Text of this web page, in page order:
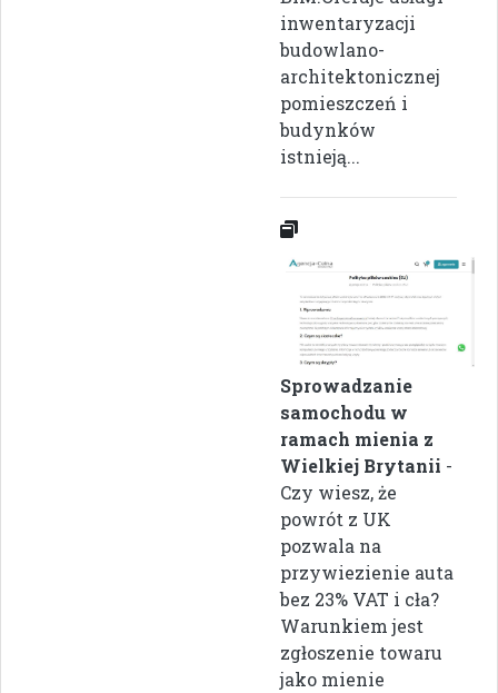
inwentaryzacji
budowlano-
architektonicznej
pomieszczeń i
budynków
istnieją...
Sprowadzanie
samochodu w
ramach mienia z
Wielkiej Brytanii -
Czy wiesz, że
powrót z UK
pozwala na
przywiezienie auta
bez 23% VAT i cła?
Warunkiem jest
zgłoszenie towaru
jako mienie